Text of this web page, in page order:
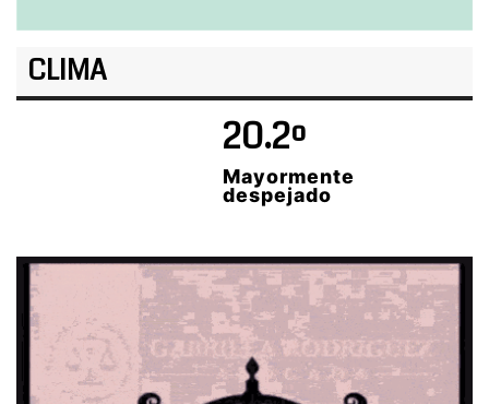
CLIMA
20.2º
Mayormente
despejado